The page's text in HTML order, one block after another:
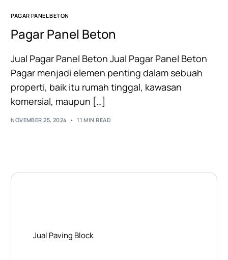
PAGAR PANEL BETON
Pagar Panel Beton
Jual Pagar Panel Beton Jual Pagar Panel Beton
Pagar menjadi elemen penting dalam sebuah
properti, baik itu rumah tinggal, kawasan
komersial, maupun […]
NOVEMBER 25, 2024 11 MIN READ
Jual Paving Block